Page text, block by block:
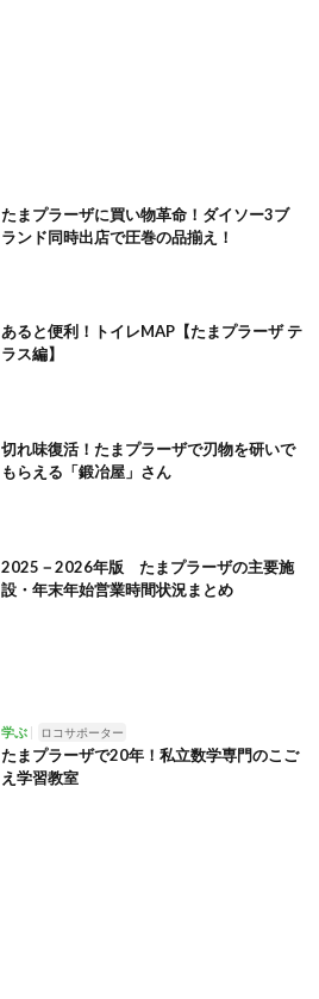
たまプラーザに買い物革命！ダイソー3ブ
ランド同時出店で圧巻の品揃え！
あると便利！トイレMAP【たまプラーザ テ
ラス編】
切れ味復活！たまプラーザで刃物を研いで
もらえる「鍛冶屋」さん
2025－2026年版 たまプラーザの主要施
設・年末年始営業時間状況まとめ
学ぶ ロコサポーター
たまプラーザで20年！私立数学専門のこご
え学習教室